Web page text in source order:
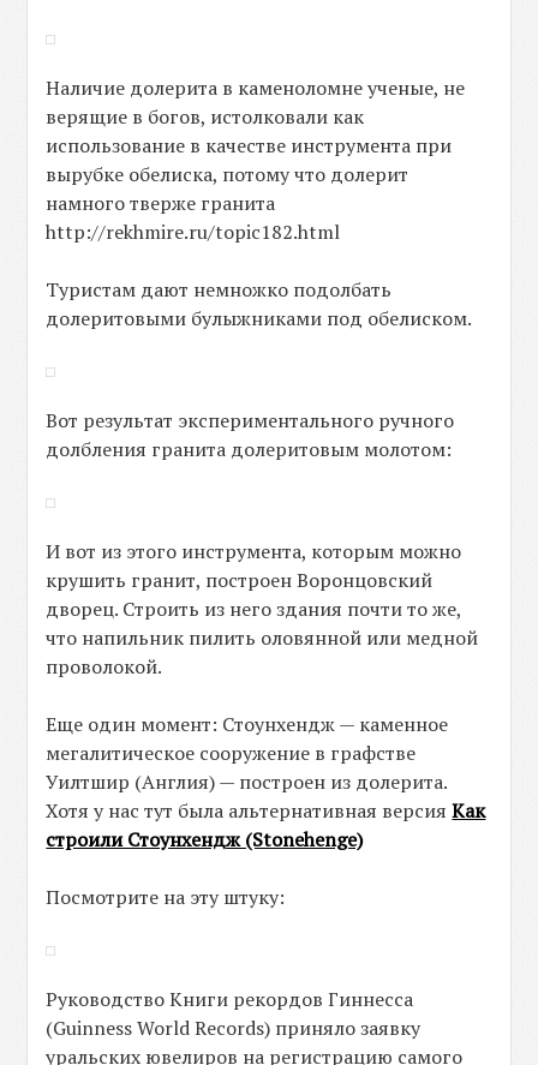
Наличие долерита в каменоломне ученые, не
верящие в богов, истолковали как
использование в качестве инструмента при
вырубке обелиска, потому что долерит
намного тверже гранита
http://rekhmire.ru/topic182.html
Туристам дают немножко подолбать
долеритовыми булыжниками под обелиском.
Вот результат экспериментального ручного
долбления гранита долеритовым молотом:
И вот из этого инструмента, которым можно
крушить гранит, построен Воронцовский
дворец. Строить из него здания почти то же,
что напильник пилить оловянной или медной
проволокой.
Еще один момент: Стоунхендж — каменное
мегалитическое сооружение в графстве
Уилтшир (Англия) — построен из долерита.
Хотя у нас тут была альтернативная версияКак
строили Стоунхендж (Stonehenge)
Посмотрите на эту штуку:
Руководство Книги рекордов Гиннесса
(Guinness World Records) приняло заявку
уральских ювелиров на регистрацию самого